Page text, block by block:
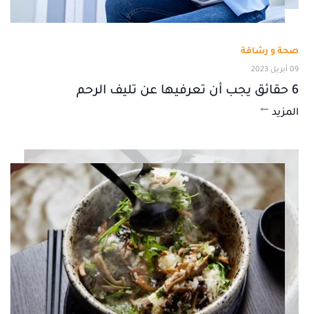
صحة و رشاقة
09 أبريل 2023
6 حقائق يجب أن تعرفيها عن تليف الرحم
المزيد